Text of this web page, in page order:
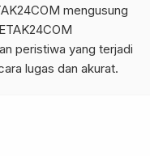
mengusung
peristiwa yang terjadi
lugas dan akurat.